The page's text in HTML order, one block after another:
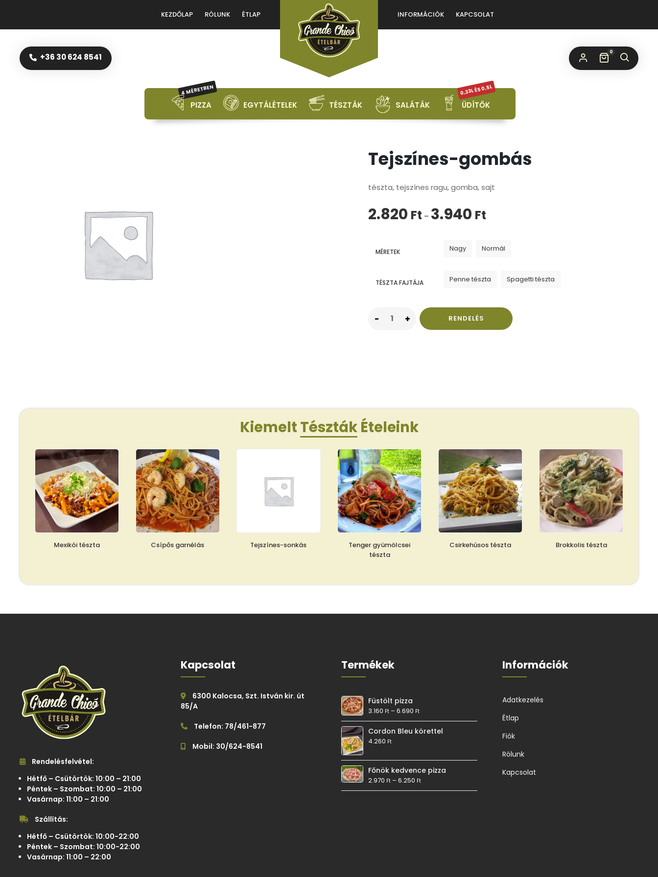
INFORMÁCIÓK KAPCSOLAT
KEZDŐLAP RÓLUNK ÉTLAP
+36 30 624 8541
0
JELSZÓ*KÖTELEZŐ
EMLÉKEZZ RÁM BELÉPÉS
Elfelejtett jelszó?
PIZZA
4 MÉRETBEN
EGYTÁLÉTELEK TÉSZTÁK SALÁTÁK ÜDÍTŐK
0,33L ÉS 0,5L
Tejszínes-gombás
tészta, tejszínes ragu, gomba, sajt
2.820 Ft – 3.940 Ft
MÉRETEK Nagy Normál
TÉSZTA FAJTÁJA Penne tészta Spagetti tészta
RENDELÉS
Kiemelt TésztákÉteleink
Mexikói tészta Csípős garnélás Tejszínes-sonkás
Tenger gyümölcsei
tészta
Csirkehúsos tészta Brokkolis tészta
Rendelésfelvétel:
Hétfő – Csütörtök: 10:00 – 21:00
Péntek – Szombat: 10:00 – 21:00
Vasárnap: 11:00 – 21:00
Szállítás:
Hétfő – Csütörtök: 10:00-22:00
Péntek – Szombat: 10:00-22:00
Vasárnap: 11:00 – 22:00
Kapcsolat
6300 Kalocsa, Szt. István kir. út
85/A
Telefon: 78/461-877
Mobil: 30/624-8541
Termékek
Füstölt pizza
3.160 Ft –6.690 Ft
Cordon Bleu körettel
4.260 Ft
Főnök kedvence pizza
2.970 Ft –6.250 Ft
Információk
Adatkezelés
Étlap
Fiók
Rólunk
Kapcsolat